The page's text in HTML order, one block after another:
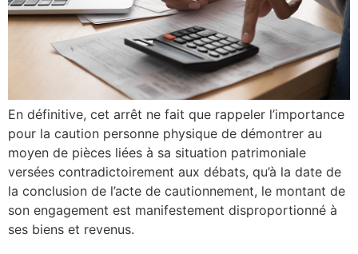
En définitive, cet arrêt ne fait que rappeler l’importance
pour la caution personne physique de démontrer au
moyen de pièces liées à sa situation patrimoniale
versées contradictoirement aux débats, qu’à la date de
la conclusion de l’acte de cautionnement, le montant de
son engagement est manifestement disproportionné à
ses biens et revenus.